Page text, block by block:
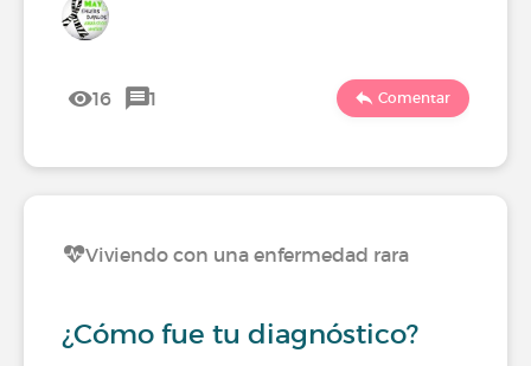
16 1 Comentar
Viviendo con una enfermedad rara
¿Cómo fue tu diagnóstico?